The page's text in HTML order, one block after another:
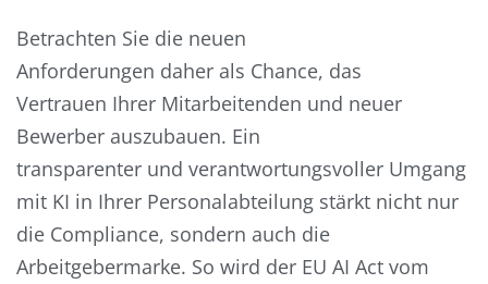
Betrachten Sie die neuen
Anforderungen daher als Chance, das
Vertrauen Ihrer Mitarbeitenden und neuer
Bewerber auszubauen. Ein
transparenter und verantwortungsvoller Umgang
mit KI in Ihrer Personalabteilung stärkt nicht nur
die Compliance, sondern auch die
Arbeitgebermarke. So wird der EU AI Act vom